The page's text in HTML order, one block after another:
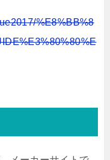
%E8%BB%8